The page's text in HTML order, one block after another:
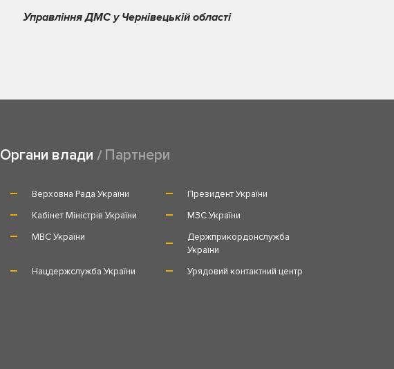
Управління ДМС у Чернівецькій області
Органи влади Партнери
Верховна Рада України
Президент України
Кабінет Міністрів України
МЗС України
МВС України
Держприкордонслужба
України
Нацдержслужба України
Урядовий контактний центр